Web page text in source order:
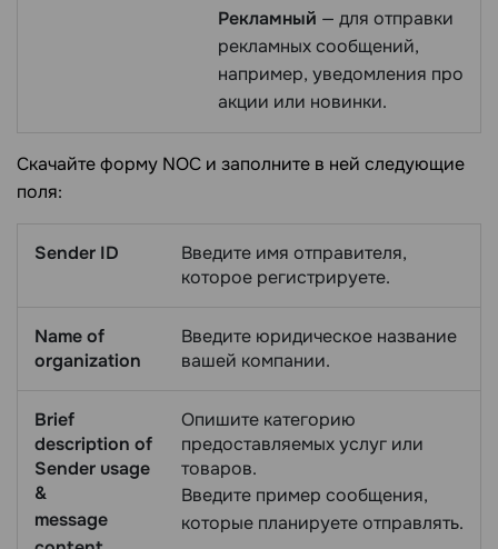
Рекламный — для отправки
рекламных сообщений,
например, уведомления про
акции или новинки.
Скачайте форму NOC и заполните в ней следующие
поля:
Sender ID
Введите имя отправителя,
которое регистрируете.
Name of
organization
Введите юридическое название
вашей компании.
Brief
description of
Sender usage
&
message
Опишите категорию
предоставляемых услуг или
товаров.
Введите пример сообщения,
которые планируете отправлять.